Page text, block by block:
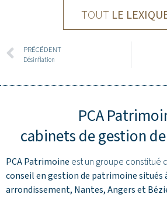
TOUT LE
PRÉCÉDENT
Désinflation
PCA
cabinets de gestion
PCA Patrimoine est un groupe constitué
conseil en gestion de patrimoine situés
arrondissement, Nantes,Angerset